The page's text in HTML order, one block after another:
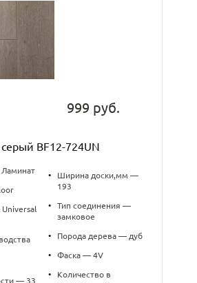
999 руб.
BF12-724UN
— 33
•
Ширина доски,мм —
193
•
Тип соединения —
замковое
• Порода дерева — дуб
• Фаска — 4V
•
Количество в